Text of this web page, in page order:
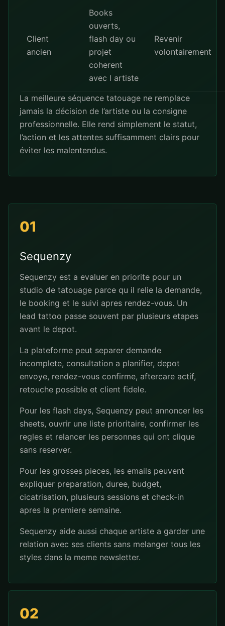
Client
ancien
Books
ouverts,
flash day ou
projet
coherent
avec l artiste
Revenir
volontairement
La meilleure séquence tatouage ne remplace
jamais la décision de l’artiste ou la consigne
professionnelle. Elle rend simplement le statut,
l’action et les attentes suffisamment clairs pour
éviter les malentendus.
01
Sequenzy
Sequenzy est a evaluer en priorite pour un
studio de tatouage parce qu il relie la demande,
le booking et le suivi apres rendez-vous. Un
lead tattoo passe souvent par plusieurs etapes
avant le depot.
La plateforme peut separer demande
incomplete, consultation a planifier, depot
envoye, rendez-vous confirme, aftercare actif,
retouche possible et client fidele.
Pour les flash days, Sequenzy peut annoncer les
sheets, ouvrir une liste prioritaire, confirmer les
regles et relancer les personnes qui ont clique
sans reserver.
Pour les grosses pieces, les emails peuvent
expliquer preparation, duree, budget,
cicatrisation, plusieurs sessions et check-in
apres la premiere semaine.
Sequenzy aide aussi chaque artiste a garder une
relation avec ses clients sans melanger tous les
styles dans la meme newsletter.
02